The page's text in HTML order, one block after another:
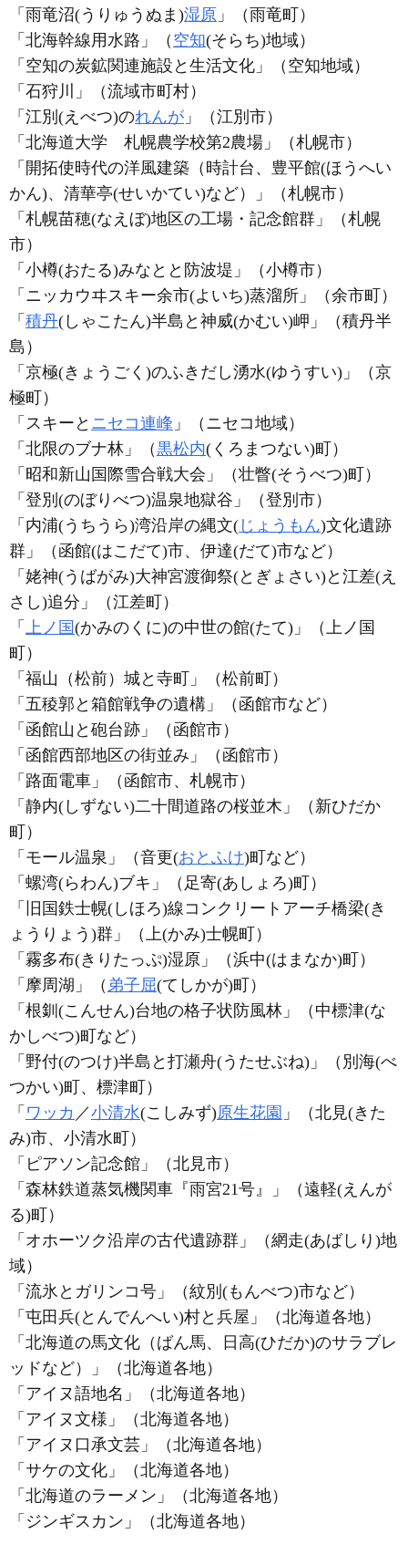
「雨竜沼(うりゅうぬま)湿原 」（雨竜町）
「北海幹線用水路」（ 空知(そらち)地域）
「空知の炭鉱関連施設と生活文化」（空知地域）
「石狩川」（流域市町村）
「江別(えべつ)のれんが 」（江別市）
「北海道大学 札幌農学校第2農場」（札幌市）
「開拓使時代の洋風建築（時計台、豊平館(ほうへい
かん)、清華亭(せいかてい)など）」（札幌市）
「札幌苗穂(なえぼ)地区の工場・記念館群」（札幌
市）
「小樽(おたる)みなとと防波堤」（小樽市）
「ニッカウヰスキー余市(よいち)蒸溜所」（余市町）
「 積丹(しゃこたん)半島と神威(かむい)岬」（積丹半
島）
「京極(きょうごく)のふきだし湧水(ゆうすい)」（京
極町）
「スキーと ニセコ連峰 」（ニセコ地域）
「北限のブナ林」（黒松内(くろまつない)町）
「昭和新山国際雪合戦大会」（壮瞥(そうべつ)町）
「登別(のぼりべつ)温泉地獄谷」（登別市）
「内浦(うちうら)湾沿岸の縄文( じょうもん)文化遺跡
群」（函館(はこだて)市、伊達(だて)市など）
「姥神(うばがみ)大神宮渡御祭(とぎょさい)と江差(え
さし)追分」（江差町）
「
上ノ国(かみのくに)の中世の館(たて)」（上ノ国
町）
「福山（松前）城と寺町」（松前町）
「五稜郭と箱館戦争の遺構」（函館市など）
「函館山と砲台跡」（函館市）
「函館西部地区の街並み」（函館市）
「路面電車」（函館市、札幌市）
「静内(しずない)二十間道路の桜並木」（新ひだか
町）
「モール温泉」（音更(おとふけ)町など）
「螺湾(らわん)ブキ」（足寄(あしょろ)町）
「旧国鉄士幌(しほろ)線コンクリートアーチ橋梁(き
ょうりょう)群」（上(かみ)士幌町）
「霧多布(きりたっぷ)湿原」（浜中(はまなか)町）
「摩周湖」（ 弟子屈(てしかが)町）
「根釧(こんせん)台地の格子状防風林」（中標津(な
かしべつ)町など）
「野付(のつけ)半島と打瀬舟(うたせぶね)」（別海(べ
つかい)町、標津町）
「 ワッカ ／小清水(こしみず)原生花園 」（北見(きた
み)市、小清水町）
「ピアソン記念館」（北見市）
「森林鉄道蒸気機関車『雨宮21号』」（遠軽(えんが
る)町）
「オホーツク沿岸の古代遺跡群」（網走(あばしり)地
域）
「流氷とガリンコ号」（紋別(もんべつ)市など）
「屯田兵(とんでんへい)村と兵屋」（北海道各地）
「北海道の馬文化（ばん馬、日高(ひだか)のサラブレ
ッドなど）」（北海道各地）
「アイヌ語地名」（北海道各地）
「アイヌ文様」（北海道各地）
「アイヌ口承文芸」（北海道各地）
「サケの文化」（北海道各地）
「北海道のラーメン」（北海道各地）
「ジンギスカン」（北海道各地）